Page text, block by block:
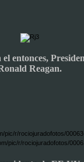
entonces,
Reagan.